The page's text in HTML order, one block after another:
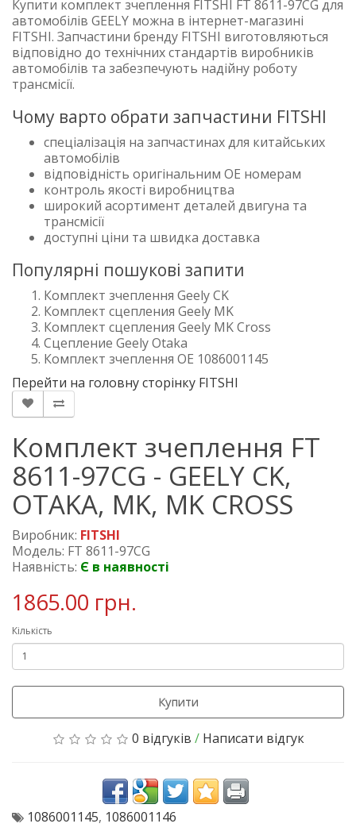
Купити комплект зчеплення FITSHI FT 8611-97CG для
автомобілів GEELY можна в інтернет-магазині
FITSHI. Запчастини бренду FITSHI виготовляються
відповідно до технічних стандартів виробників
автомобілів та забезпечують надійну роботу
трансмісії.
Чому варто обрати запчастини FITSHI
спеціалізація на запчастинах для китайських
автомобілів
відповідність оригінальним OE номерам
контроль якості виробництва
широкий асортимент деталей двигуна та
трансмісії
доступні ціни та швидка доставка
Популярні пошукові запити
Комплект зчеплення Geely CK
Комплект сцепления Geely MK
Комплект сцепления Geely MK Cross
Сцепление Geely Otaka
Комплект зчеплення OE 1086001145
Перейти на головну сторінку FITSHI
Комплект зчеплення FT
8611-97CG - GEELY CK,
OTAKA, MK, MK CROSS
Виробник: FITSHI
Модель: FT 8611-97CG
Наявність: Є в наявності
1865.00 грн.
Кількість
Купити
0 відгуків / Написати відгук
1086001145, 1086001146